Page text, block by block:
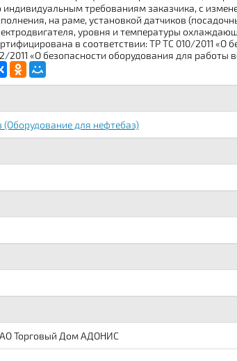
индивидуальным требованиям заказчика, с
на раме, установкой датчиков
уровня и температуры
в соответствии: ТР ТС 010/2011 «О
2011 «О безопасности оборудования для работы
для нефтебаз)
Торговый Дом АДОНИС